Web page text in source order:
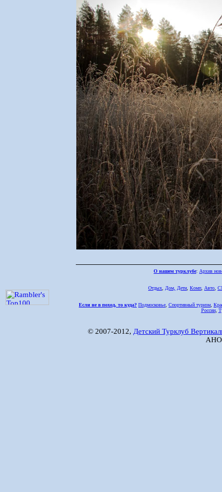
О нашем турклубе: Архив
Отдых Дом, Дети Комп Авто
Если не в поход, то куда? Подмосковье Спортивный туризм
России,
© 2007-2012, Детский Турклуб
АНО